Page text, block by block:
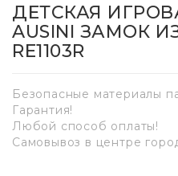
ДЕТСКАЯ
AUSINI ЗАМОК
RE1103R
Безопасные материалы
Гарантия!
Любой способ оплаты!
Самовывоз в центре